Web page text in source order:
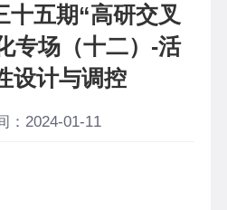
十五期“高研交叉
专场（十二）-活
设计与调控
：2024-01-11